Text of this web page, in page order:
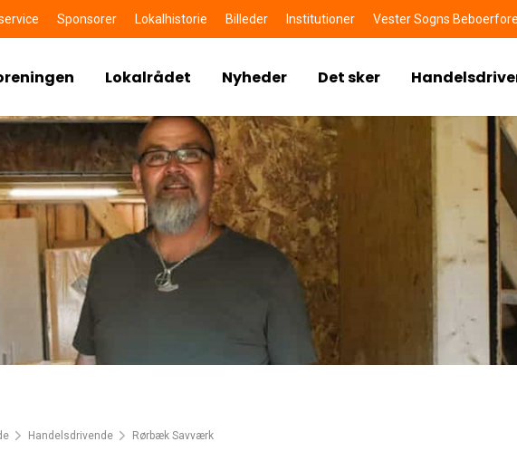
Sponsorer Lokalhistorie Billeder Institutioner Vester Sogns
Lokalrådet Nyheder Det sker
Handelsdrivende Rørbæk Savværk